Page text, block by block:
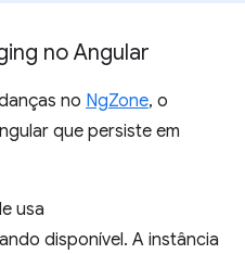
no Angular
no NgZone, o
que persiste em
usa
disponível. A instância